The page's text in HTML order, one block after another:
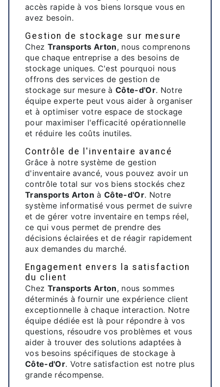
accès rapide à vos biens lorsque vous en
avez besoin.
Gestion de stockage sur mesure
Chez Transports Arton, nous comprenons
que chaque entreprise a des besoins de
stockage uniques. C'est pourquoi nous
offrons des services de gestion de
stockage sur mesure àCôte-d'Or. Notre
équipe experte peut vous aider à organiser
et à optimiser votre espace de stockage
pour maximiser l'efficacité opérationnelle
et réduire les coûts inutiles.
Contrôle de l'inventaire avancé
Grâce à notre système de gestion
d'inventaire avancé, vous pouvez avoir un
contrôle total sur vos biens stockés chez
Transports Arton àCôte-d'Or. Notre
système informatisé vous permet de suivre
et de gérer votre inventaire en temps réel,
ce qui vous permet de prendre des
décisions éclairées et de réagir rapidement
aux demandes du marché.
Engagement envers la satisfaction
du client
Chez Transports Arton, nous sommes
déterminés à fournir une expérience client
exceptionnelle à chaque interaction. Notre
équipe dédiée est là pour répondre à vos
questions, résoudre vos problèmes et vous
aider à trouver des solutions adaptées à
vos besoins spécifiques de stockage à
Côte-d'Or. Votre satisfaction est notre plus
grande récompense.